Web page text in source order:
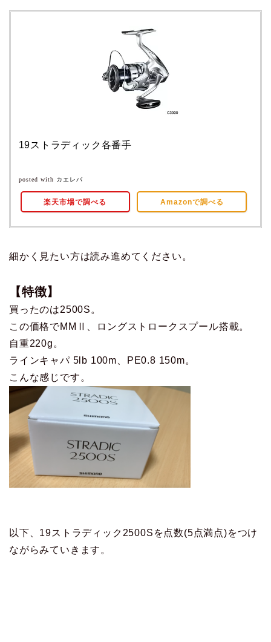
19ストラディック各番手
posted with カエレバ
楽天市場で調べる Amazonで調べる
細かく見たい方は読み進めてください。
【特徴】
買ったのは2500S。
この価格でMMⅡ、ロングストロークスプール搭載。
自重220g。
ラインキャパ 5lb 100m、PE0.8 150m。
こんな感じです。
以下、19ストラディック2500Sを点数(5点満点)をつけ
ながらみていきます。